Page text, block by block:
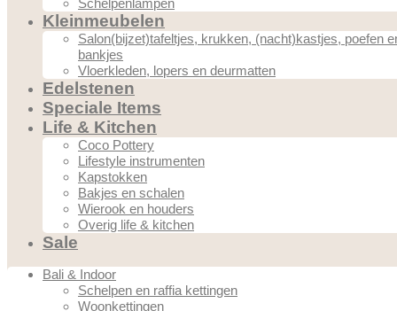
Kleinmeubelen
Salon(bijzet)tafeltjes, krukken, (nacht)kastjes, poefen
bankjes
Vloerkleden, lopers en deurmatten
Edelstenen
Speciale Items
Life & Kitchen
Coco Pottery
Lifestyle instrumenten
Kapstokken
Bakjes en schalen
Wierook en houders
Overig life & kitchen
Sale
Bali & Indoor
Schelpen en raffia kettingen
Woonkettingen